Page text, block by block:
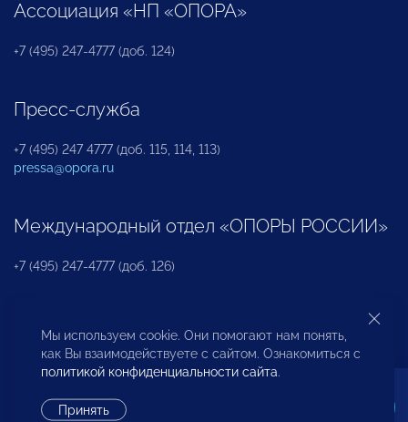
Ассоциация «НП «ОПОРА»
+7 (495) 247-4777 (доб. 124)
Пресс-служба
+7 (495) 247 4777 (доб. 115, 114, 113)
pressa@opora.ru
Международный отдел «ОПОРЫ РОССИИ»
+7 (495) 247-4777 (доб. 126)
Бюро по защите прав предпринимателей и
инвесторов
Мы используем cookie. Они помогают нам понять,
как Вы взаимодействуете с сайтом. Ознакомиться с
политикой конфиденциальности сайта.
Принять